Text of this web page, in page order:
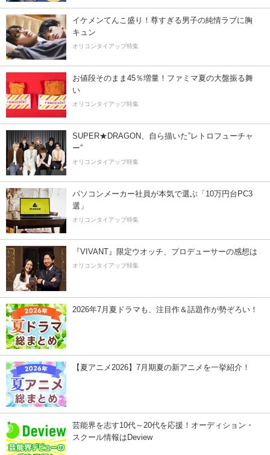
イケメンてんこ盛り！尊すぎる男子の純情ラブに胸
キュン
オリコンタイアップ特集
お値段そのまま45％増量！ファミマ夏の大盤振る舞
い
オリコンタイアップ特集
SUPER★DRAGON、自ら描いた”レトロフューチャ
ー”
オリコンタイアップ特集
パソコンメーカー社員が本気で選ぶ「10万円台PC3
選」
オリコンタイアップ特集
『VIVANT』限定ウオッチ、プロデューサーの感想は
オリコンタイアップ特集
2026年7月夏ドラマも、注目作＆話題作が勢ぞろい！
【夏アニメ2026】7月期夏の新アニメを一挙紹介！
芸能界を志す10代～20代を応援！オーディション・
スクール情報はDeview